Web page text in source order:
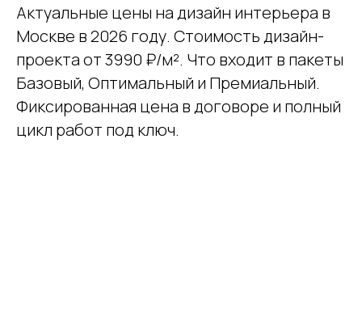
Актуальные цены на дизайн интерьера в
Москве в 2026 году. Стоимость дизайн-
проекта от 3990 ₽/м². Что входит в пакеты
Базовый, Оптимальный и Премиальный.
Фиксированная цена в договоре и полный
цикл работ под ключ.